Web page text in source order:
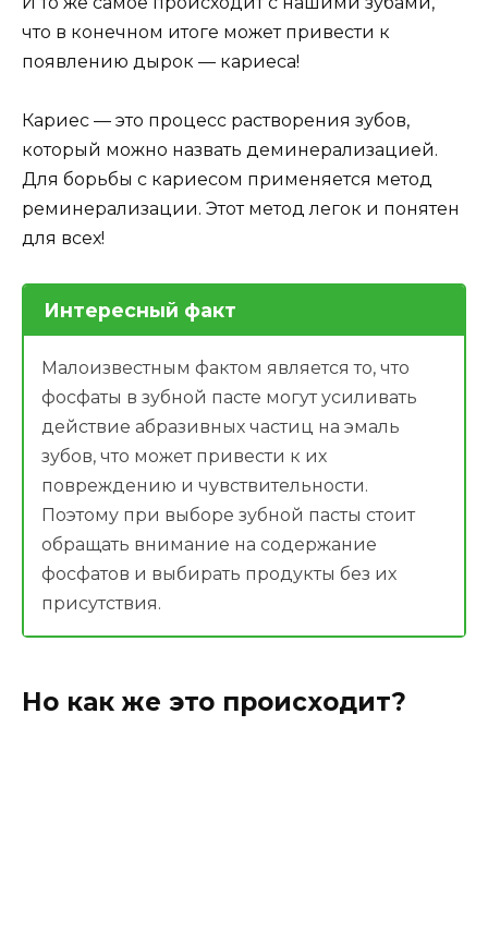
что в конечном итоге может привести к
появлению дырок — кариеса!
Кариес — это процесс растворения зубов,
который можно назвать деминерализацией.
Для борьбы с кариесом применяется метод
реминерализации. Этот метод легок и понятен
для всех!
Интересный факт
Малоизвестным фактом является то, что
фосфаты в зубной пасте могут усиливать
действие абразивных частиц на эмаль
зубов, что может привести к их
повреждению и чувствительности.
Поэтому при выборе зубной пасты стоит
обращать внимание на содержание
фосфатов и выбирать продукты без их
присутствия.
Но как же это происходит?